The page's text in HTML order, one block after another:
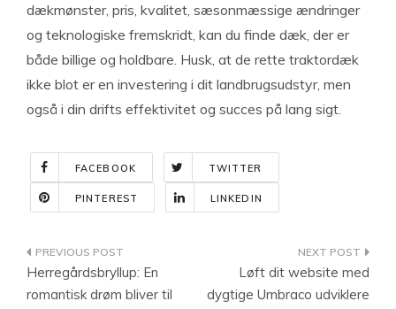
dækmønster, pris, kvalitet, sæsonmæssige ændringer
og teknologiske fremskridt, kan du finde dæk, der er
både billige og holdbare. Husk, at de rette traktordæk
ikke blot er en investering i dit landbrugsudstyr, men
også i din drifts effektivitet og succes på lang sigt.
FACEBOOK TWITTER
PINTEREST LINKEDIN
Indlægsnavigation
Herregårdsbryllup: En
romantisk drøm bliver til
Løft dit website med
dygtige Umbraco udviklere